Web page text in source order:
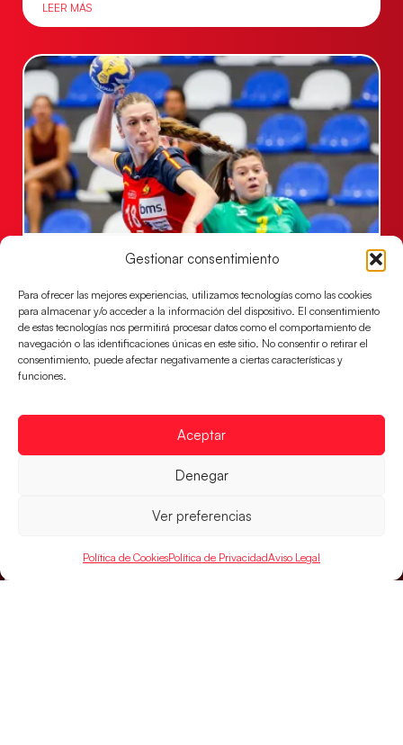
Gestionar consentimiento
Para ofrecer las mejores experiencias, utilizamos tecnologías como las cookies
para almacenar y/o acceder a la información del dispositivo. El consentimiento
de estas tecnologías nos permitirá procesar datos como el comportamiento de
navegación o las identificaciones únicas en este sitio. No consentir o retirar el
consentimiento, puede afectar negativamente a ciertas características y
funciones.
Aceptar
Denegar
Ver preferencias
Política de CookiesPolítica de PrivacidadAviso Legal
LEER MÁS
Las Guerreras Juveniles buscan ante Suiza
Las Guerreras Juveniles afronta este jueves, a las
15:00 h, los cuartos de final del Campeonato del
Mundo Juvenil frente
LEER MÁS